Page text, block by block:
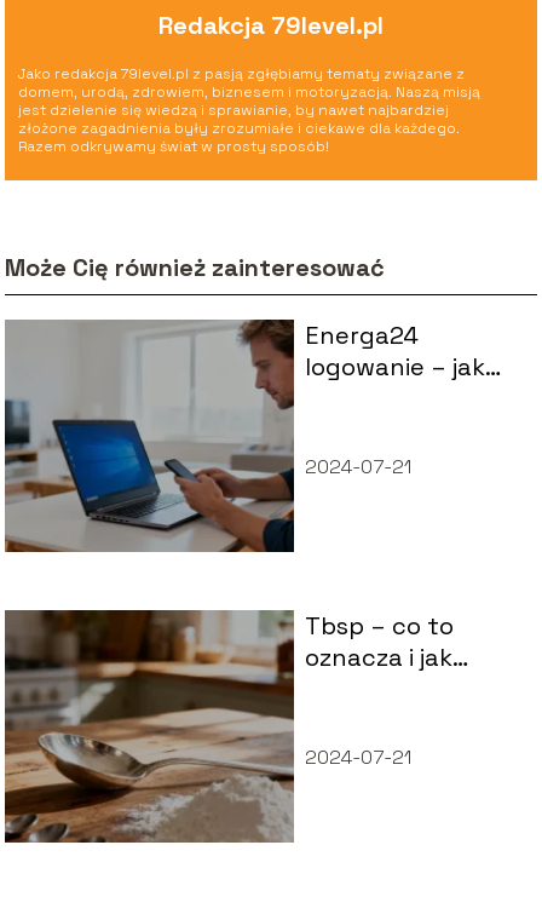
Redakcja 79level.pl
Jako redakcja 79level.pl z pasją zgłębiamy tematy związane z
domem, urodą, zdrowiem, biznesem i motoryzacją. Naszą misją
jest dzielenie się wiedzą i sprawianie, by nawet najbardziej
złożone zagadnienia były zrozumiałe i ciekawe dla każdego.
Razem odkrywamy świat w prosty sposób!
Może Cię również zainteresować
Energa24
logowanie – jak
2024-07-21
Tbsp – co to
oznacza i jak
2024-07-21